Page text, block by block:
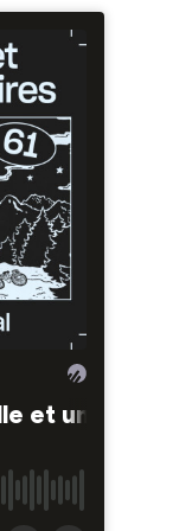
et une nuits